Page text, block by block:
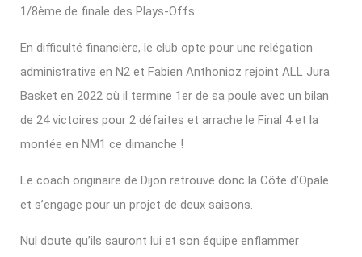
1/8ème de finale des Plays-Offs.
En difficulté financière, le club opte pour une relégation
administrative en N2 et Fabien Anthonioz rejoint ALL Jura
Basket en 2022 où il termine 1er de sa poule avec un bilan
de 24 victoires pour 2 défaites et arrache le Final 4 et la
montée en NM1 ce dimanche !
Le coach originaire de Dijon retrouve donc la Côte d’Opale
et s’engage pour un projet de deux saisons.
Nul doute qu’ils sauront lui et son équipe enflammer